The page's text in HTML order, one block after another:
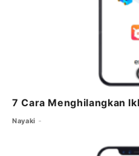
7 Cara Menghilangkan
Nayaki